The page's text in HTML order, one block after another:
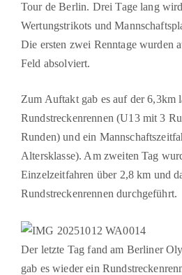
Tour de Berlin. Drei Tage lang
Wertungstrikots und
Die ersten zwei Renntage wurden
Feld absolviert.
Zum Auftakt gab es auf der 6,3km
Rundstreckenrennen (U13 mit 3
Runden) und ein
Altersklasse). Am zweiten Tag
Einzelzeitfahren über 2,8 km und
Rundstreckenrennen durchgeführt.
Der letzte Tag fand am Berliner
gab es wieder ein